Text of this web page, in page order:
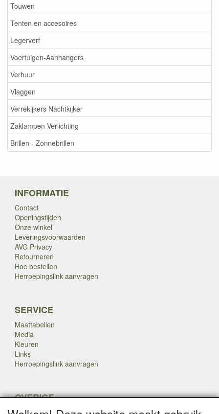
Touwen
Tenten en accesoires
Legerverf
Voertuigen-Aanhangers
Verhuur
Vlaggen
Verrekijkers Nachtkijker
Zaklampen-Verlichting
Brillen - Zonnebrillen
INFORMATIE
Contact
Openingstijden
Onze winkel
Leveringsvoorwaarden
AVG Privacy
Retourneren
Hoe bestellen
Herroepingslink aanvragen
SERVICE
Maattabellen
Media
Kleuren
Links
Herroepingslink aanvragen
OVERIGE
Veteranen